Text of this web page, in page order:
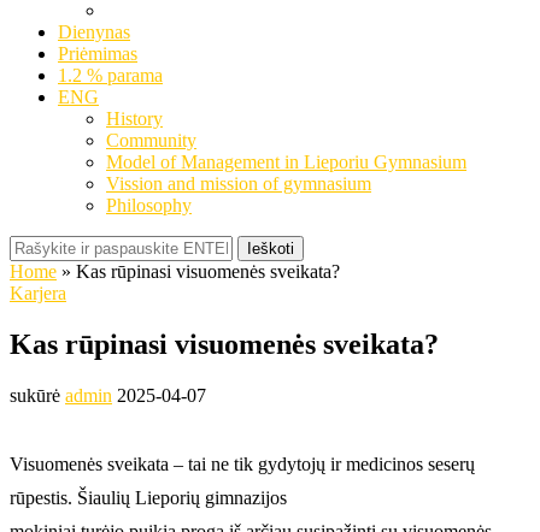
Dienynas
Priėmimas
1.2 % parama
ENG
History
Community
Model of Management in Lieporiu Gymnasium
Vission and mission of gymnasium
Philosophy
Ieškoti
Home » Kas rūpinasi visuomenės sveikata?
Karjera
Kas rūpinasi visuomenės sveikata?
sukūrė admin 2025-04-07
Visuomenės sveikata – tai ne tik gydytojų ir medicinos seserų
rūpestis. Šiaulių Lieporių gimnazijos